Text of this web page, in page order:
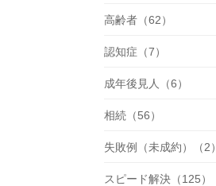
高齢者（62）
認知症（7）
成年後見人（6）
相続（56）
失敗例（未成約）（2）
スピード解決（125）